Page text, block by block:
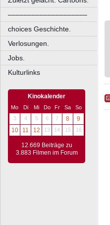
––––––––––––––––––––
choices Geschichte.
Verlosungen.
Jobs.
Kulturlinks
Kinokalender
Mo Di Mi Do Fr Sa
So
3
4 5 6 7 8
9
10
11 12 13 14 15 16
12.669 Beiträge zu
3.883 Filmen im Forum